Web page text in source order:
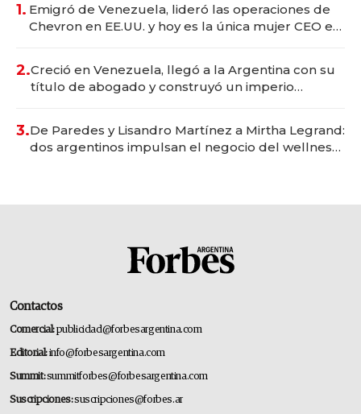
1. Emigró de Venezuela, lideró las operaciones de
Chevron en EE.UU. y hoy es la única mujer CEO en
2.Creció en Venezuela, llegó a la Argentina con su
título de abogado y construyó un imperio
3.De Paredes y Lisandro Martínez a Mirtha Legrand:
dos argentinos impulsan el negocio del wellness
Contactos
Comercial:publicidad@forbesargentina.com
Editorial:info@forbesargentina.com
Summit:summitforbes@forbesargentina.com
Suscripciones:suscripciones@forbes.ar